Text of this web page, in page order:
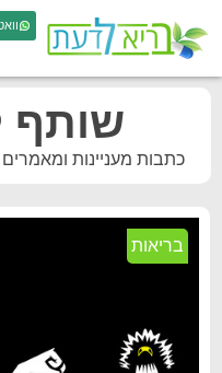
שותף
כתבות מעניינות
בריאות